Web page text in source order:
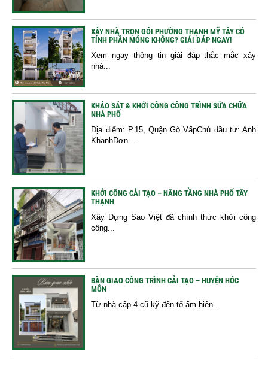
XÂY NHÀ TRỌN GÓI PHƯỜNG THẠNH MỸ TÂY CÓ
TÍNH PHẦN MÓNG KHÔNG? GIẢI ĐÁP NGAY!
Xem ngay thông tin giải đáp thắc mắc xây
nhà...
KHẢO SÁT & KHỞI CÔNG CÔNG TRÌNH SỬA CHỮA
NHÀ PHỐ
Địa điểm: P.15, Quận Gò VấpChủ đầu tư: Anh
KhanhĐơn...
KHỞI CÔNG CẢI TẠO – NÂNG TẦNG NHÀ PHỐ TÂY
THẠNH
Xây Dựng Sao Việt đã chính thức khởi công
công...
BÀN GIAO CÔNG TRÌNH CẢI TẠO – HUYỆN HÓC
MÔN
Từ nhà cấp 4 cũ kỹ đến tổ ấm hiện...